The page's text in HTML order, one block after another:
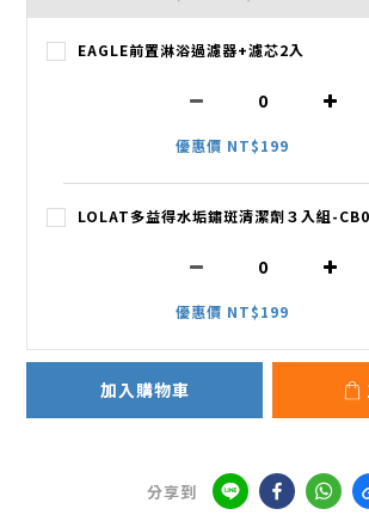
EAGLE前置淋浴過濾器+濾芯2入
優惠價 NT$199
LOLAT多益得水垢鏽斑清潔劑３入組-
優惠價 NT$199
加入購物車
分享到